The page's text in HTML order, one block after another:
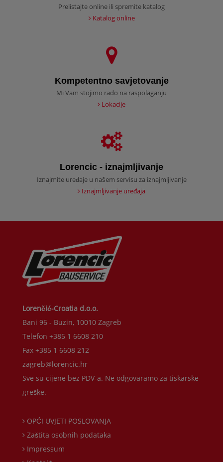
Prelistajte online ili spremite katalog
Katalog online
Kompetentno savjetovanje
Mi Vam stojimo rado na raspolaganju
Lokacije
Lorencic - iznajmljivanje
Iznajmite uređaje u našem servisu za iznajmljivanje
Iznajmljivanje uređaja
Lorenčić-Croatia d.o.o.
Bani 96 - Buzin, 10010 Zagreb
Telefon +385 1 6608 210
Fax +385 1 6608 212
zagreb@lorencic.hr
Sve su cijene bez PDV-a. Ne odgovaramo za tiskarske
greške.
OPĆI UVJETI POSLOVANJA
Zaštita osobnih podataka
Impressum